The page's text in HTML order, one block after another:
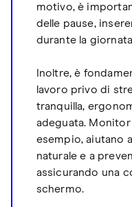
motivo, è
delle pause,
durante la
Inoltre, è
lavoro privo di
tranquilla,
adeguata. Monitor
esempio, aiutano
naturale e a
assicurando una
schermo.